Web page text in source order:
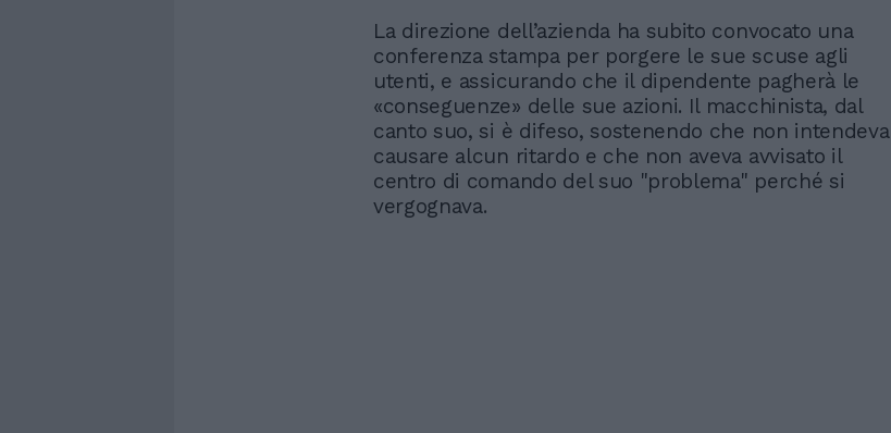
La direzione dell’azienda ha subito convocato una
conferenza stampa per porgere le sue scuse agli
utenti, e assicurando che il dipendente pagherà le
«conseguenze» delle sue azioni. Il macchinista, dal
canto suo, si è difeso, sostenendo che non intendeva
causare alcun ritardo e che non aveva avvisato il
centro di comando del suo "problema" perché si
vergognava.